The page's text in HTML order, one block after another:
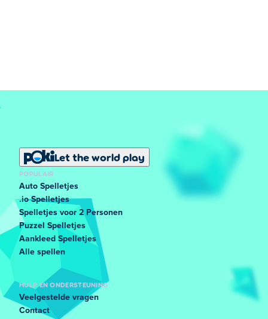
Let the world play
POPULAIR
Auto Spelletjes
.io Spelletjes
Spelletjes voor 2 Personen
Puzzel Spelletjes
Aankleed Spelletjes
Alle spellen
HULP EN ONDERSTEUNING
Veelgestelde vragen
Contact